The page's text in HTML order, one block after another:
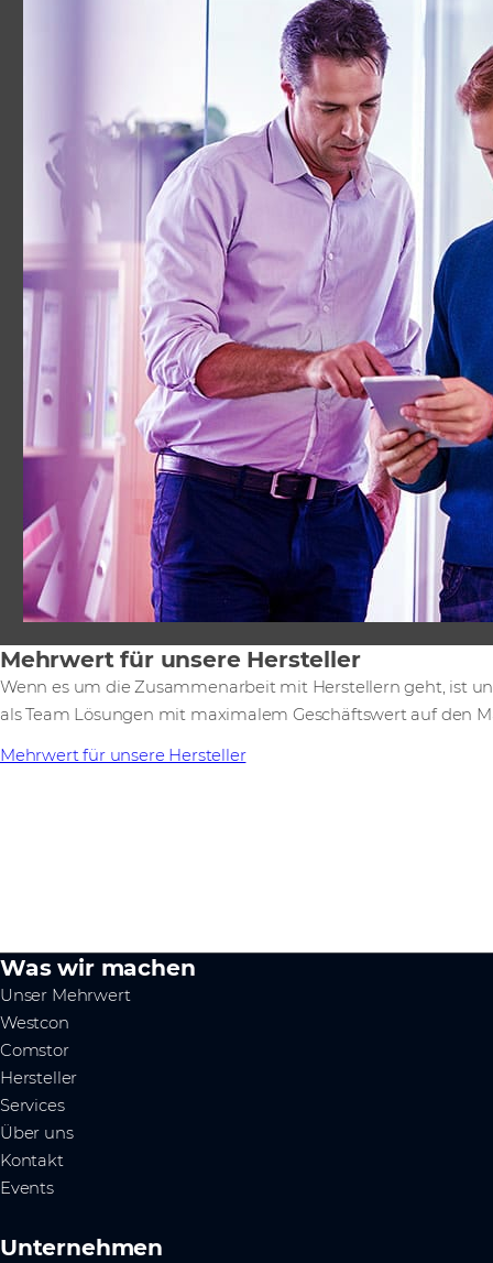
Mehrwert für unsere Hersteller
Wenn es um die Zusammenarbeit mit Herstellern geht, ist
als Team Lösungen mit maximalem Geschäftswert auf den
Mehrwert für unsere Hersteller
Was wir machen
Unser Mehrwert
Westcon
Comstor
Hersteller
Services
Über uns
Kontakt
Events
Unternehmen